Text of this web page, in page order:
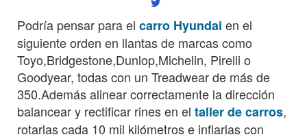
Podría pensar para el carro Hyundai en el
siguiente orden en llantas de marcas como
Toyo,Bridgestone,Dunlop,Michelin, Pirelli o
Goodyear, todas con un Treadwear de más de
350.Además alinear correctamente la dirección
balancear y rectificar rines en el taller de carros,
rotarlas cada 10 mil kilómetros e inflarlas con